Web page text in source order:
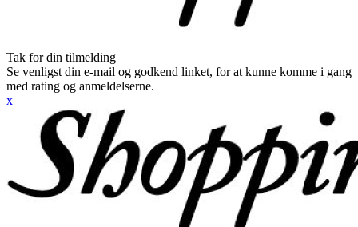
Tak for din tilmelding
Se venligst din e-mail og godkend linket, for at kunne komme i gang
med rating og anmeldelserne.
x